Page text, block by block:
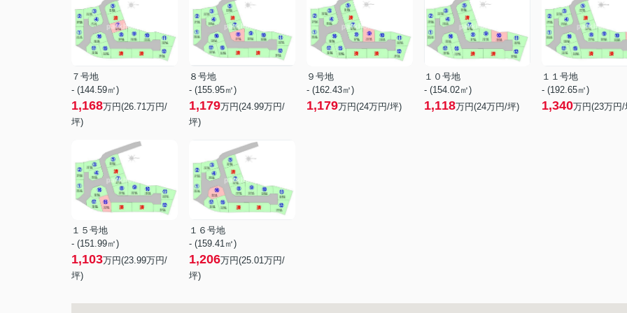
７号地
- (144.59㎡)
1,168万円(26.71万円/
坪)
８号地
- (155.95㎡)
1,179万円(24.99万円/
坪)
９号地
- (162.43㎡)
1,179万円(24万円/坪)
１０号地
- (154.02㎡)
1,118万円(24万円/坪)
１１号地
- (192.65㎡)
1,340万円(23万円/
１５号地
- (151.99㎡)
1,103万円(23.99万円/
坪)
１６号地
- (159.41㎡)
1,206万円(25.01万円/
坪)